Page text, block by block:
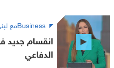
Businessمع لبنى
انقسام جديد
الدفاعي